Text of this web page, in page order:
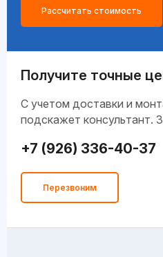
Рассчитать стоимость
Получите точные
C учетом доставки и
подскажет консультант.
+7 (926) 336-40-37
Перезвоним